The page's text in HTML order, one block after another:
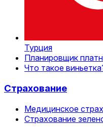
Турция
Планировщик
Что такое
Страхование
Медицинское
Страхование